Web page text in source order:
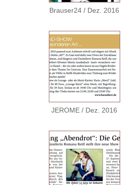
Brauser24 / Dez. 2016
JEROME / Dez. 2016